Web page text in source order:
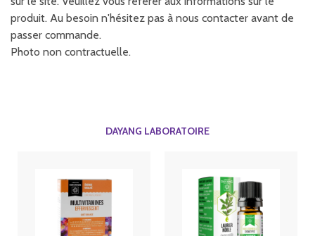
produit. Au besoin n'hésitez pas à nous contacter avant de
passer commande.
Photo non contractuelle.
DAYANG LABORATOIRE